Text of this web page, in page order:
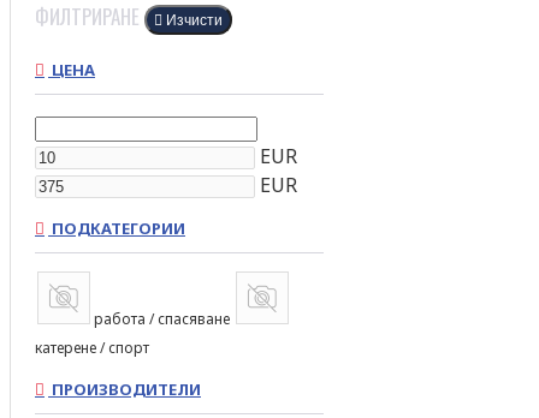
ФИЛТРИРАНЕ Изчисти
ЦЕНА
EUR
EUR
ПОДКАТЕГОРИИ
работа / спасяване
катерене / спорт
ПРОИЗВОДИТЕЛИ